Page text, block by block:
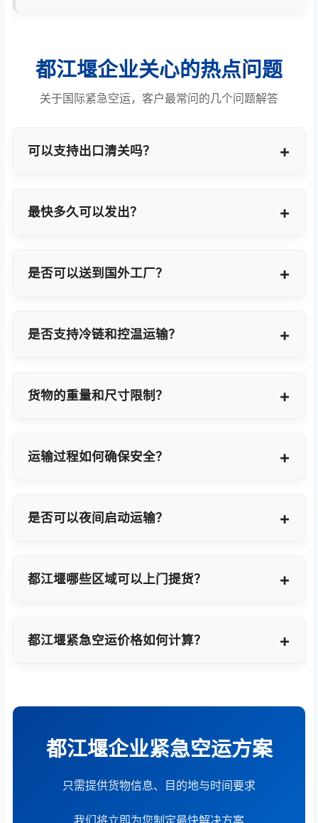
都江堰企业关心的热点问题
关于国际紧急空运，客户最常问的几个问题解答
可以支持出口清关吗？
最快多久可以发出？
是否可以送到国外工厂？
是否支持冷链和控温运输？
货物的重量和尺寸限制？
货物特性推荐最优方案。
运输过程如何确保安全？
忧。
是否可以夜间启动运输？
都江堰哪些区域可以上门提货？
都江堰紧急空运价格如何计算？
都江堰企业紧急空运方案
只需提供货物信息、目的地与时间要求
我们将立即为您制定最快解决方案